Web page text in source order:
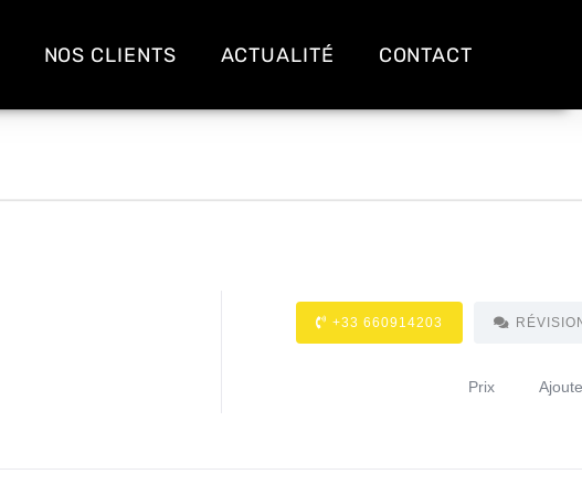
NOS CLIENTS ACTUALITÉ CONTACT
+33 660914203
Prix